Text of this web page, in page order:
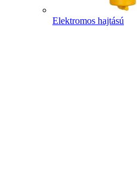
Elektromos hajtású